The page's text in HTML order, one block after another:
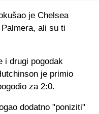
je Chelsea
ali su ti
i drugi pogodak
je primio
za 2:0.
dodatno "poniziti"